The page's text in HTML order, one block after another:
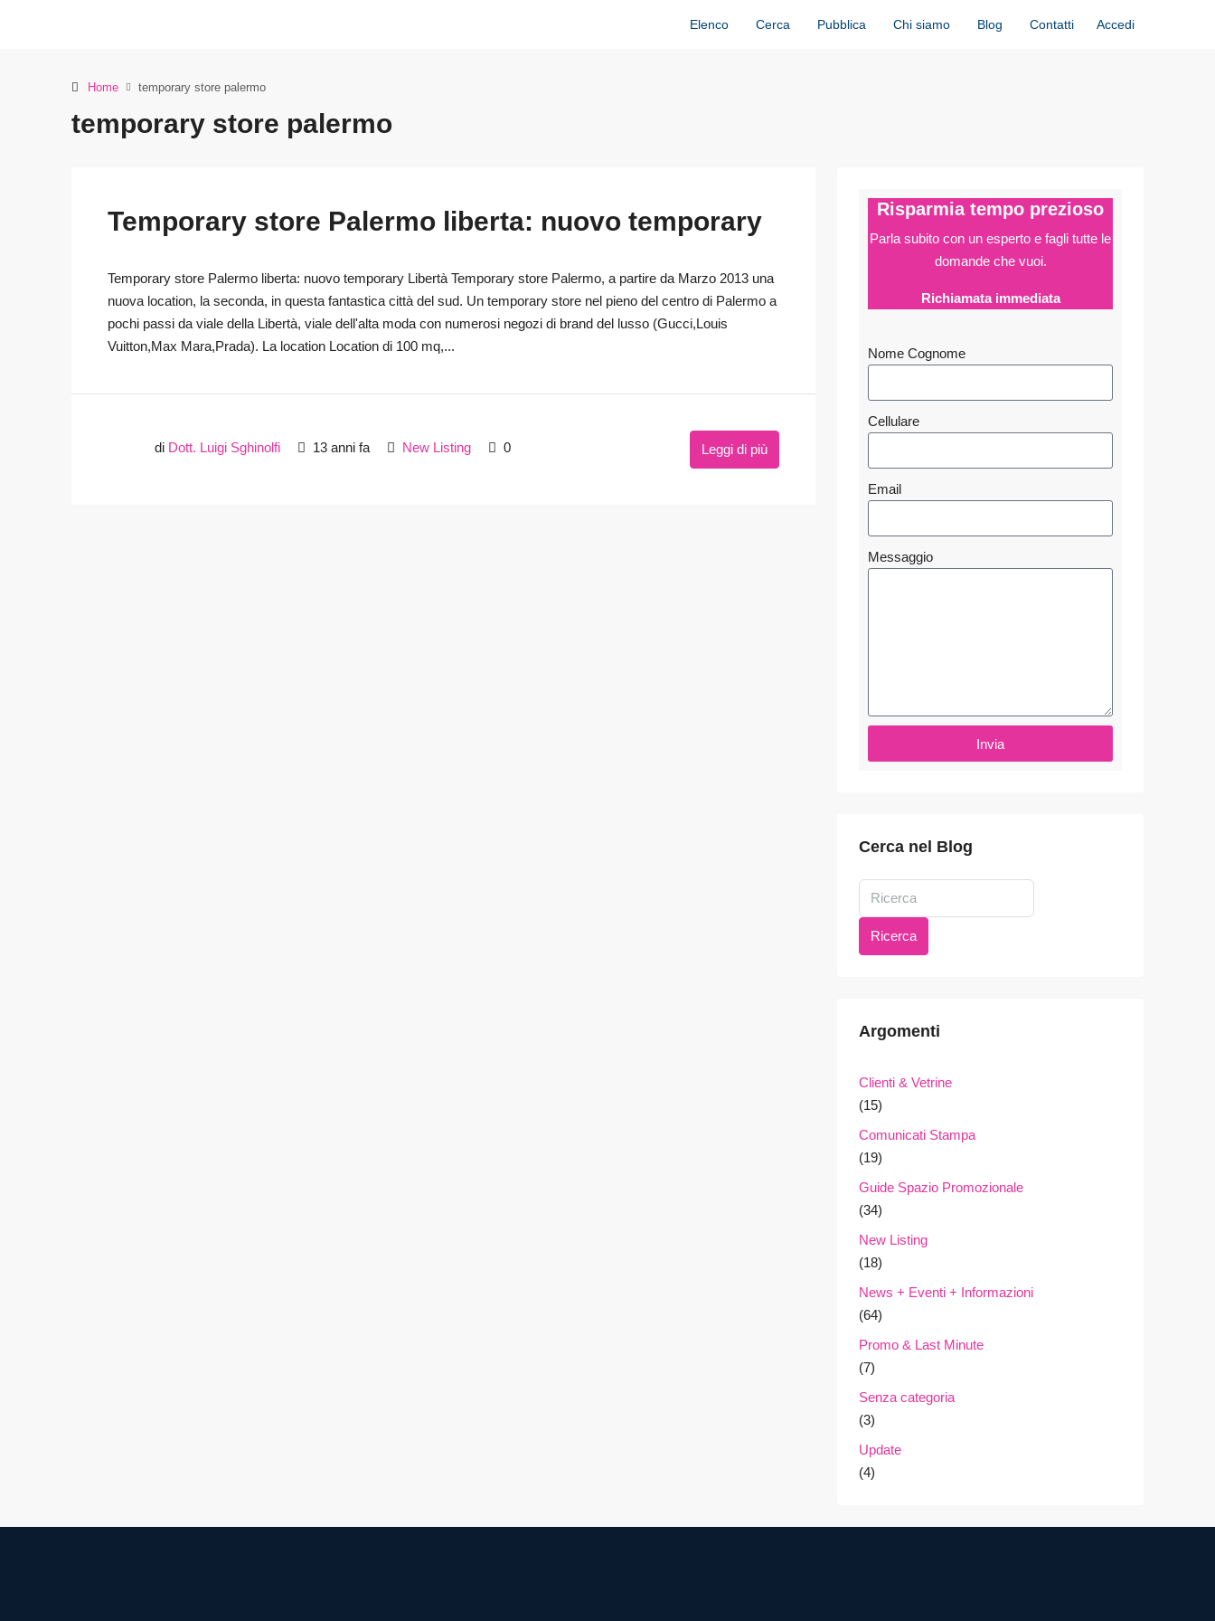
Elenco Cerca Pubblica Chi siamo Blog Contatti Accedi
Home temporary store palermo
temporary store palermo
Temporary store Palermo liberta: nuovo temporary
Temporary store Palermo liberta: nuovo temporary Libertà Temporary store Palermo, a partire da Marzo 2013 una
nuova location, la seconda, in questa fantastica città del sud. Un temporary store nel pieno del centro di Palermo a
pochi passi da viale della Libertà, viale dell'alta moda con numerosi negozi di brand del lusso (Gucci,Louis
Vuitton,Max Mara,Prada). La location Location di 100 mq,...
di Dott. Luigi Sghinolfi 13 anni fa New Listing 0 Leggi di più
Risparmia tempo prezioso
Parla subito con un esperto e fagli tutte le
domande che vuoi.
Richiamata immediata
Nome Cognome
Cellulare
Email
Messaggio
Invia
Cerca nel Blog
Ricerca
Argomenti
Clienti & Vetrine
(15)
Comunicati Stampa
(19)
Guide Spazio Promozionale
(34)
New Listing
(18)
News + Eventi + Informazioni
(64)
Promo & Last Minute
(7)
Senza categoria
(3)
Update
(4)